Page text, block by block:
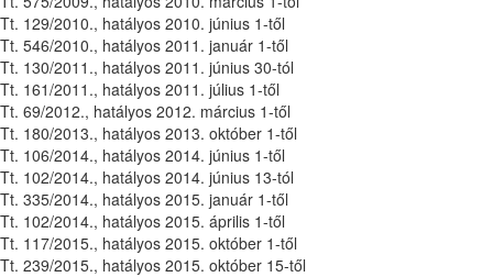
Tt. 129/2010., hatályos 2010. június 1-től
Tt. 546/2010., hatályos 2011. január 1-től
Tt. 130/2011., hatályos 2011. június 30-tól
Tt. 161/2011., hatályos 2011. július 1-től
Tt. 69/2012., hatályos 2012. március 1-től
Tt. 180/2013., hatályos 2013. október 1-től
Tt. 106/2014., hatályos 2014. június 1-től
Tt. 102/2014., hatályos 2014. június 13-tól
Tt. 335/2014., hatályos 2015. január 1-től
Tt. 102/2014., hatályos 2015. április 1-től
Tt. 117/2015., hatályos 2015. október 1-től
Tt. 239/2015., hatályos 2015. október 15-től